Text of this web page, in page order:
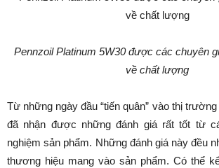
Pennzoil Platinum 5W30 được các chuyên
về chất lượng
Từ những ngày đầu “tiến quân” vào thị
đã nhận được những đánh giá rất tốt từ
nghiệm sản phẩm. Những đánh giá này đều
thương hiệu mang vào sản phẩm. Có thể